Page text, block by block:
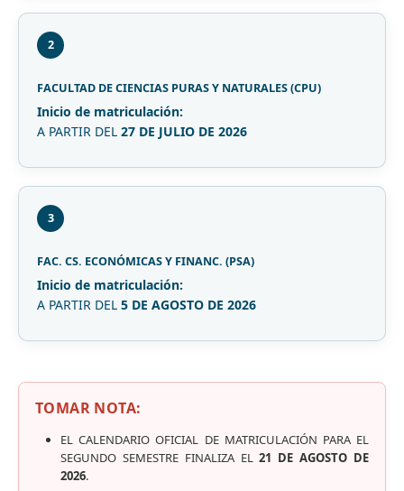
2
FACULTAD DE CIENCIAS PURAS Y NATURALES (CPU)
Inicio de matriculación:
A PARTIR DEL 27 DE JULIO DE 2026
3
FAC. CS. ECONÓMICAS Y FINANC. (PSA)
Inicio de matriculación:
A PARTIR DEL 5 DE AGOSTO DE 2026
TOMAR NOTA:
EL CALENDARIO OFICIAL DE MATRICULACIÓN PARA EL
SEGUNDO SEMESTRE FINALIZA EL21 DE AGOSTO DE
2026.